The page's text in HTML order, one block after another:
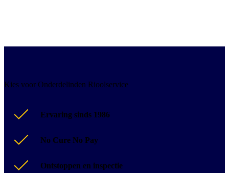
Kies voor Onderdelinden Rioolservice
Ervaring sinds 1986
No Cure No Pay
Ontstoppen en inspectie